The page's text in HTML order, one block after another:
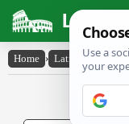
Latin
Home › Latin-English ›
Latin